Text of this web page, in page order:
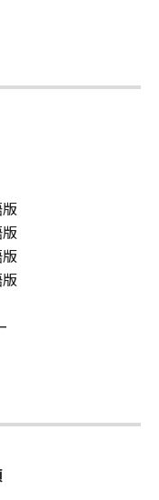
PURPOSE.
AND
COST
REPAIR OR
LEGAL
THE
SO
APPLY TO
LEGAL
OTHER
TO STATE
OR
WILL MEET